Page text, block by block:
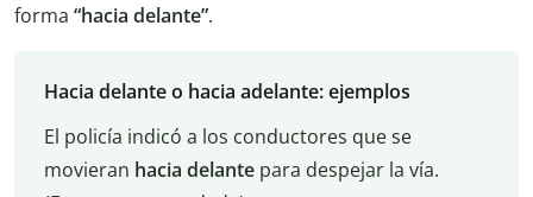
forma “hacia delante”.
Hacia delante o hacia adelante: ejemplos
El policía indicó a los conductores que se
movieran hacia delantepara despejar la vía.